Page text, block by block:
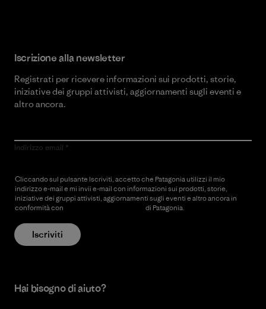
Iscrizione alla newsletter
Registrati per ricevere informazioni sui prodotti, storie,
iniziative dei gruppi attivisti, aggiornamenti sugli eventi e
altro ancora.
Indirizzo email
Cliccando sul pulsante Iscriviti, accetto che Patagonia utilizzi il mio
indirizzo e-mail e mi invii e-mail con informazioni sui prodotti, storie,
iniziative dei gruppi attivisti, aggiornamenti sugli eventi e altro ancora in
conformità con
di Patagonia.
Iscriviti
Hai bisogno di aiuto?